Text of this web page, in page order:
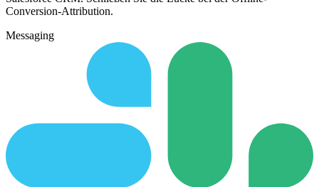
Conversion-Attribution.
Messaging